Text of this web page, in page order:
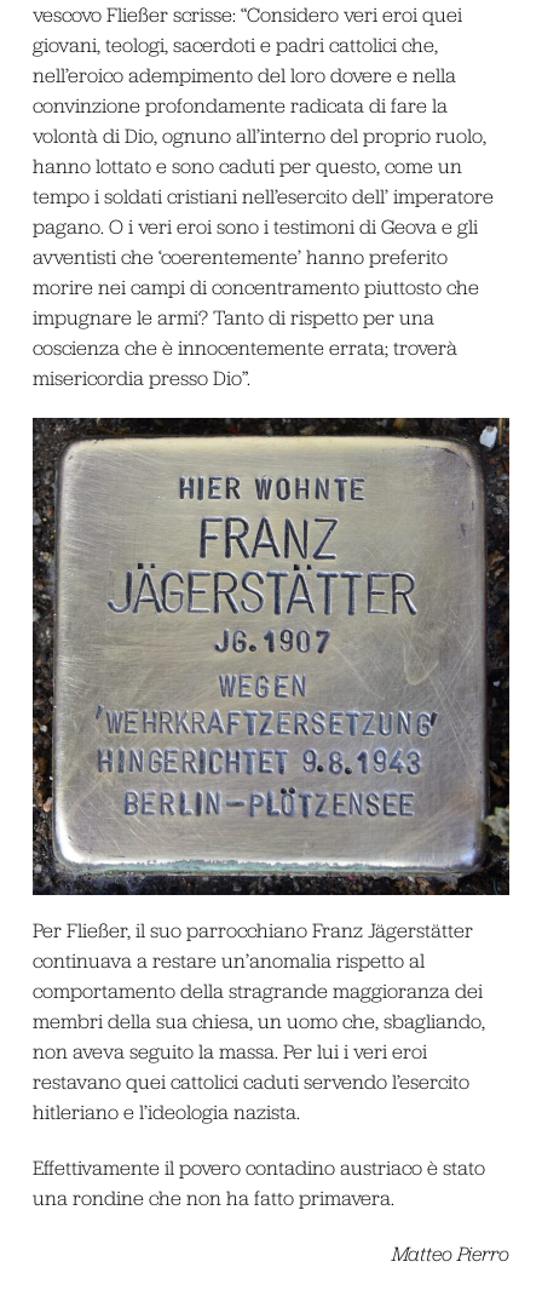
vescovo Fließer scrisse: “Considero veri eroi quei
giovani, teologi, sacerdoti e padri cattolici che,
nell’eroico adempimento del loro dovere e nella
convinzione profondamente radicata di fare la
volontà di Dio, ognuno all’interno del proprio ruolo,
hanno lottato e sono caduti per questo, come un
tempo i soldati cristiani nell’esercito dell’ imperatore
pagano. O i veri eroi sono i testimoni di Geova e gli
avventisti che ‘coerentemente’ hanno preferito
morire nei campi di concentramento piuttosto che
impugnare le armi? Tanto di rispetto per una
coscienza che è innocentemente errata; troverà
misericordia presso Dio”.
Per Fließer, il suo parrocchiano Franz Jägerstätter
continuava a restare un’anomalia rispetto al
comportamento della stragrande maggioranza dei
membri della sua chiesa, un uomo che, sbagliando,
non aveva seguito la massa. Per lui i veri eroi
restavano quei cattolici caduti servendo l’esercito
hitleriano e l’ideologia nazista.
Effettivamente il povero contadino austriaco è stato
una rondine che non ha fatto primavera.
Matteo Pierro